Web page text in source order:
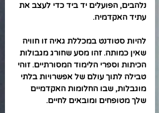
נלהבים, הפועלים יד ביד כדי לעצב את
עתיד האקדמיה.
להיות סטודנט במכללת גאיה זו חוויה
שאין כמותה. זהו מסע שחורג מגבולות
הכיתות וספרי הלימוד המסורתיים. זוהי
טבילה לתוך עולם של אפשרויות בלתי
מוגבלות, שבו החלומות האקדמיים
שלך מטופחים ומובאים לחיים.